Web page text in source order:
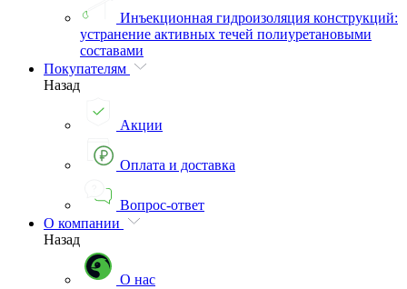
Инъекционная гидроизоляция конструкций:
устранение активных течей полиуретановыми
составами
Покупателям
Назад
Акции
Оплата и доставка
Вопрос-ответ
О компании
Назад
О нас